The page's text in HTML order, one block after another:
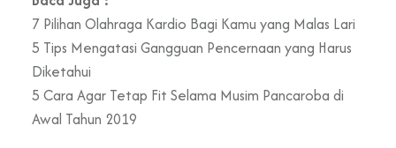
7 Pilihan Olahraga Kardio Bagi Kamu yang Malas Lari
5 Tips Mengatasi Gangguan Pencernaan yang Harus
Diketahui
5 Cara Agar Tetap Fit Selama Musim Pancaroba di
Awal Tahun 2019